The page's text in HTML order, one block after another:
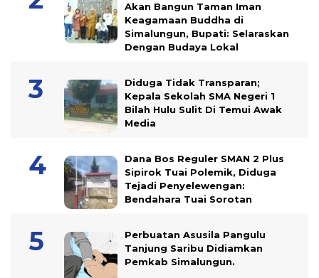
Akan Bangun Taman Iman
Keagamaan Buddha di
Simalungun, Bupati: Selaraskan
Dengan Budaya Lokal
Diduga Tidak Transparan;
Kepala Sekolah SMA Negeri 1
Bilah Hulu Sulit Di Temui Awak
Media
Dana Bos Reguler SMAN 2 Plus
Sipirok Tuai Polemik, Diduga
Tejadi Penyelewengan:
Bendahara Tuai Sorotan
Perbuatan Asusila Pangulu
Tanjung Saribu Didiamkan
Pemkab Simalungun.